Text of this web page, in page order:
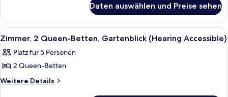
Accessible,
Tub)
anzeigen
2 Queen-
Betten,
Gartenblick
Accessible,
Tub)
Daten auswählen und Preise sehen
Alle
Fotos
für
Zimmer,
2 Queen-
Ein Hotelzimmer mit zwei Betten,
4
Zimmer, 2 Queen-Betten, Gartenblick (Hearing Accessible)
Platz für 5 Personen
2 Queen-Betten
Weitere Details
Weitere